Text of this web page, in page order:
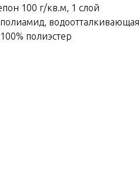
100 г/кв.м, 1 слой
водоотталкивающая
100% полиэстер